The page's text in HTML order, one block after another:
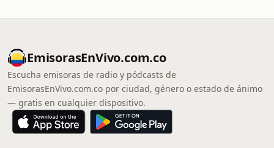
EmisorasEnVivo.com.co
Escucha emisoras de radio y pódcasts de
EmisorasEnVivo.com.co por ciudad, género o estado de ánimo
— gratis en cualquier dispositivo.